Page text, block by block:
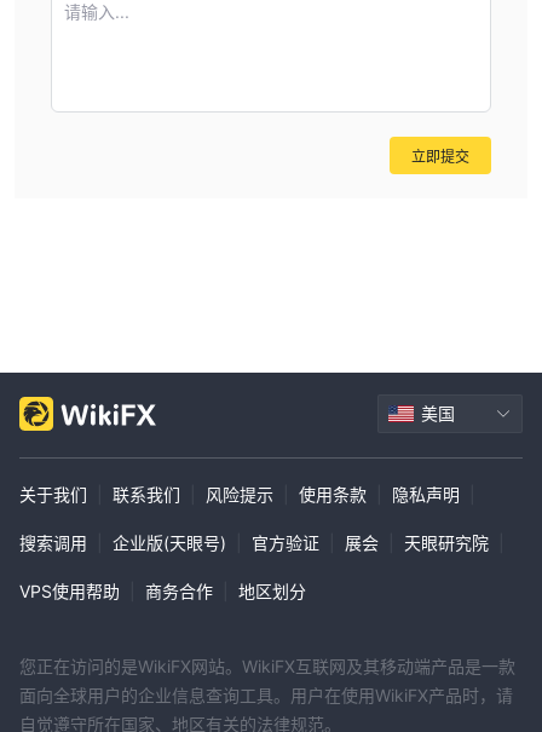
请输入...
立即提交
美国
关于我们 联系我们 风险提示 使用条款 隐私声明
搜索调用 企业版(天眼号) 官方验证 展会 天眼研究院
VPS使用帮助 商务合作 地区划分
您正在访问的是WikiFX网站。WikiFX互联网及其移动端产品是一款
面向全球用户的企业信息查询工具。用户在使用WikiFX产品时，请
自觉遵守所在国家、地区有关的法律规范。